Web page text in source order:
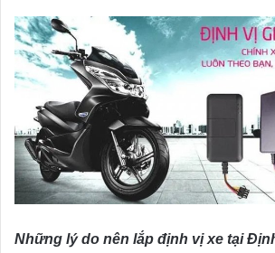
Những lý do nên lắp định vị xe tại